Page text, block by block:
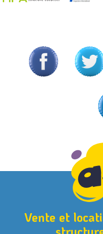
Vente et